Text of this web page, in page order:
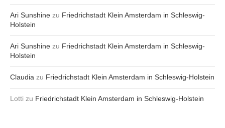
Ari Sunshine zu Friedrichstadt Klein Amsterdam in Schleswig-
Holstein
Ari Sunshine zu Friedrichstadt Klein Amsterdam in Schleswig-
Holstein
Claudia zu Friedrichstadt Klein Amsterdam in Schleswig-Holstein
Lotti zu Friedrichstadt Klein Amsterdam in Schleswig-Holstein